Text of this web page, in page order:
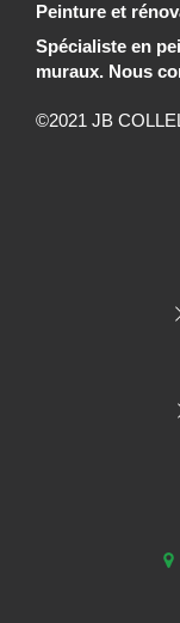
Peinture et
Spécialiste en
muraux. Nous
©2021 JB